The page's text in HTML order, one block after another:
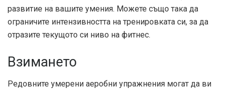
развитие на вашите умения. Можете също така да
ограничите интензивността на тренировката си, за да
отразите текущото си ниво на фитнес.
Взимането
Редовните умерени аеробни упражнения могат да ви